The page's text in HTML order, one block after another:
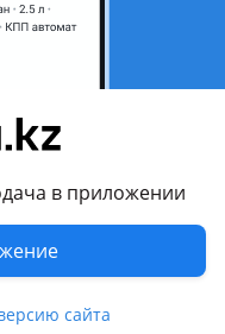
в приложении
сайта
И НАЛИЧИЕ у наших
номерам.
ассортимент
TOUAREG, RANGE